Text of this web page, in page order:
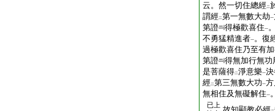
云。然一切住總經二
謂經二第一無數大劫一
第證
得極歡喜住一
不勇猛精進者一。復
過極歡喜住乃至有
第證
得無加行無功
是菩薩得二淨意樂一決
經二第三無數大功一
無相住及無礙解住一
已上